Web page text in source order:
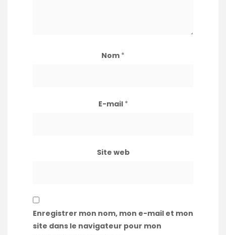
Nom *
E-mail *
Site web
Enregistrer mon nom, mon e-mail et mon
site dans le navigateur pour mon